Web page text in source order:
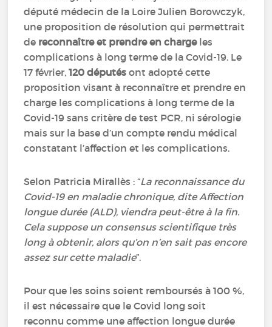
député médecin de la Loire Julien Borowczyk,
une proposition de résolution qui permettrait
de reconnaître et prendre en chargeles
complications à long terme de la Covid-19. Le
17 février,120 députés ont adopté cette
proposition visant à reconnaître et prendre en
charge les complications à long terme de la
Covid-19 sans critère de test PCR, ni sérologie
mais sur la base d’un compte rendu médical
constatant l’affection et les complications.
Selon Patricia Mirallès : “La reconnaissance du
Covid-19 en maladie chronique, dite Affection
longue durée (ALD), viendra peut-être à la fin.
Cela suppose un consensus scientifique très
long à obtenir, alors qu’on n’en sait pas encore
assez sur cette maladie”.
Pour que les soins soient remboursés à 100 %,
il est nécessaire que le Covid long soit
reconnu comme une affection longue durée